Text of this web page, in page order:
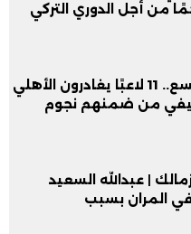
من أجل الدوري التركي
قائمة الراحلين تتسع.. 11 لاعبًا يغادرون الأهلي
من ضمنهم نجوم
| عبدالله السعيد
المران بسبب